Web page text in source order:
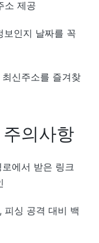
소 제공
보인지 날짜를 꼭
최신주소를 즐겨찾
의사항
에서 받은 링크
피싱 공격 대비 백